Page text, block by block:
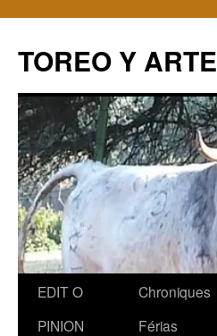
TOREO Y ARTE
Aller
EDIT O
PINION
Chroniques
Férias